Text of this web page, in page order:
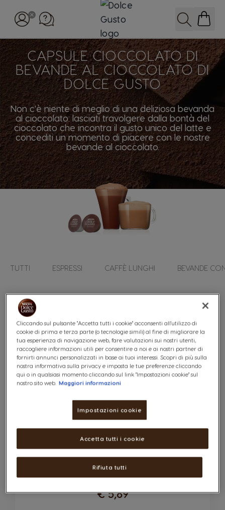
Cerca
CAPSULE CIOCCOLATO DI
BEVANDE AL CIOCCOLATO DI
DOLCE GUSTO
Non c'è niente di meglio di una deliziosa bevanda
al cioccolato: lasciati travolgere dalla bontà del
cioccolato che incontra il gusto unico del latte e
concediti un momento di piacere con le nostre
bevande al cioccolato.
TUTTI ESPRESSI CAFFÈ LUNGHI BEVANDE
Aperto
Più Venduti
Bevanda al Cioccolato Chococino
CAPSULE:x8
Logo capsula
x8
Logo capsula
€ 5,89
Cliccando sul pulsante "Accetta tutti i cookie" acconsenti all'utilizzo di
cookie di prima e terza parte (o tecnologie simili) al fine di migliorare la
tua esperienza di navigazione web, fare valutazioni sui nostri utenti,
raccogliere informazioni utili per consentire a noi e ai nostri partner di
fornirti annunci personalizzati in base ai tuoi interessi. Scopri di più sulla
nostra informativa sulla privacy e imposta le tue preferenze cliccando
qui o in qualsiasi momento cliccando sul link "Impostazioni cookie" sul
nostro sito web. Maggiori informazioni
Impostazioni cookie
Rifiuta tutti
Accetta tutti i cookie